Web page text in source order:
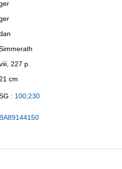
227 p.
cm
: 100;230
BA89144150